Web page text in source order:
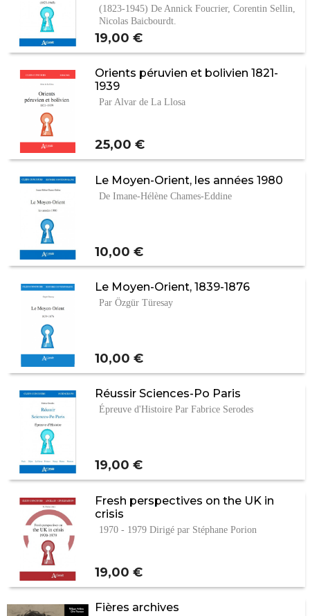
(1823-1945) De Annick Foucrier, Corentin Sellin,
Nicolas Baicbourdt.
Prix
19,00 €
Orients péruvien et bolivien 1821-
1939
Par Alvar de La Llosa
Prix
25,00 €
Le Moyen-Orient, les années 1980
De Imane-Hélène Chames-Eddine
Prix
10,00 €
Le Moyen-Orient, 1839-1876
Par Özgür Türesay
Prix
10,00 €
Réussir Sciences-Po Paris
Épreuve d'Histoire Par Fabrice Serodes
Prix
19,00 €
Fresh perspectives on the UK in
crisis
1970 - 1979 Dirigé par Stéphane Porion
Prix
19,00 €
Fières archives